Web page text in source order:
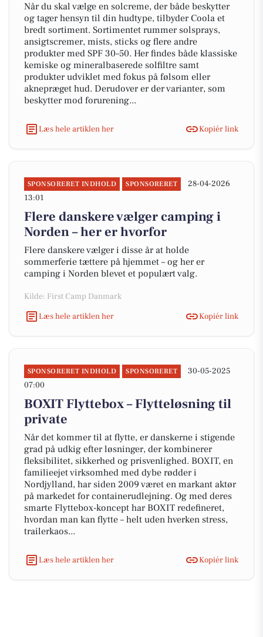
Når du skal vælge en solcreme, der både beskytter
og tager hensyn til din hudtype, tilbyder Coola et
bredt sortiment. Sortimentet rummer solsprays,
ansigtscremer, mists, sticks og flere andre
produkter med SPF 30–50. Her findes både klassiske
kemiske og mineralbaserede solfiltre samt
produkter udviklet med fokus på følsom eller
aknepræget hud. Derudover er der varianter, som
beskytter mod forurening...
Læs hele artiklen her Kopiér link
SPONSORERET INDHOLD SPONSORERET
28-04-2026
13:01
Flere danskere vælger camping i
Norden – her er hvorfor
Flere danskere vælger i disse år at holde
sommerferie tættere på hjemmet – og her er
camping i Norden blevet et populært valg.
Kilde: First Camp Danmark
Læs hele artiklen her
Kopiér link
SPONSORERET INDHOLD SPONSORERET
30-05-2025
07:00
BOXIT Flyttebox – Flytteløsning til
private
Når det kommer til at flytte, er danskerne i stigende
grad på udkig efter løsninger, der kombinerer
fleksibilitet, sikkerhed og prisvenlighed. BOXIT, en
familieejet virksomhed med dybe rødder i
Nordjylland, har siden 2009 været en markant aktør
på markedet for containerudlejning. Og med deres
smarte Flyttebox-koncept har BOXIT redefineret,
hvordan man kan flytte – helt uden hverken stress,
trailerkaos...
Læs hele artiklen her Kopiér link